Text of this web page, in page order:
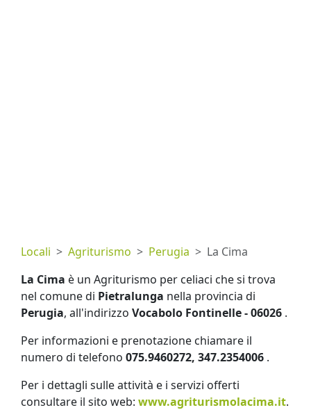
Locali Agriturismo Perugia
La Cima
La Cima è un Agriturismo per celiaci che si trova
nel comune di Pietralunga nella provincia di
Perugia, all'indirizzo Vocabolo Fontinelle - 06026 .
Per informazioni e prenotazione chiamare il
numero di telefono 075.9460272, 347.2354006 .
Per i dettagli sulle attività e i servizi offerti
consultare il sito web: www.agriturismolacima.it.